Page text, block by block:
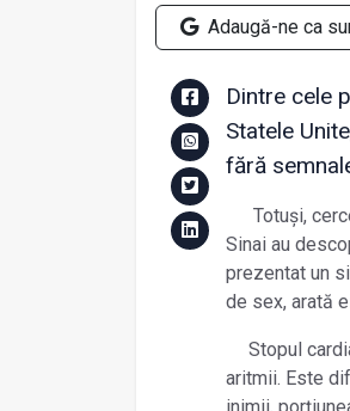
Adaugă-ne ca
Dintre cele
Statele
fără
Totuși,
Sinai au
prezentat un
de sex, arată
Stopul
aritmii. Este
inimii,